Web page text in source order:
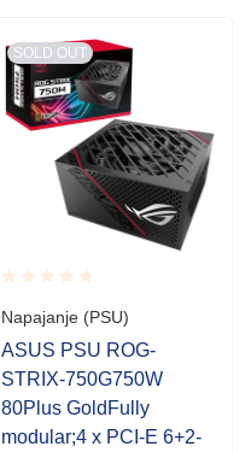
SOLD OUT
Rated
0.001
out
of
5
Napajanje (PSU)
ASUS PSU ROG-
STRIX-750G750W
80Plus GoldFully
modular;4 x PCI-E 6+2-